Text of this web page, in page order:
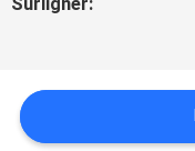
UNE
CITATION